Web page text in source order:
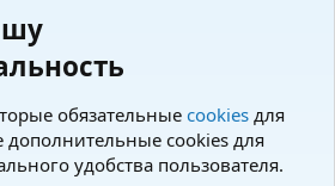
обязательные cookies для
дополнительные cookies для
удобства пользователя.